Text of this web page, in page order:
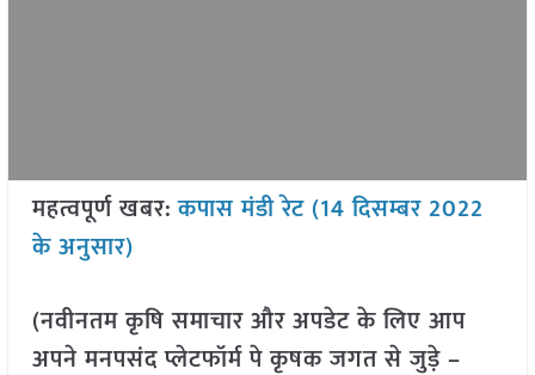
महत्वपूर्ण खबर:कपास मंडी रेट (14 दिसम्बर 2022
के अनुसार)
(नवीनतम कृषि समाचार और अपडेट के लिए आप
अपने मनपसंद प्लेटफॉर्म पे कृषक जगत से जुड़े –